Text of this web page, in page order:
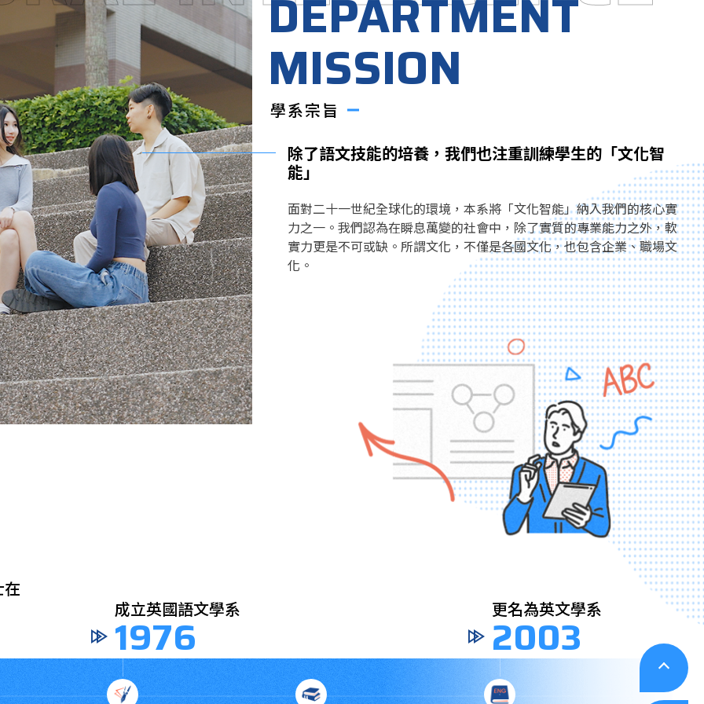
DEPARTMENT
MISSION
學系宗旨
除了語文技能的培養，我們也注重訓練學生的「文化智
能」
面對二十一世紀全球化的環境，本系將「文化智能」納入我們的核心實
力之一。我們認為在瞬息萬變的社會中，除了實質的專業能力之外，軟
實力更是不可或缺。所謂文化，不僅是各國文化，也包含企業、職場文
化。
英
英